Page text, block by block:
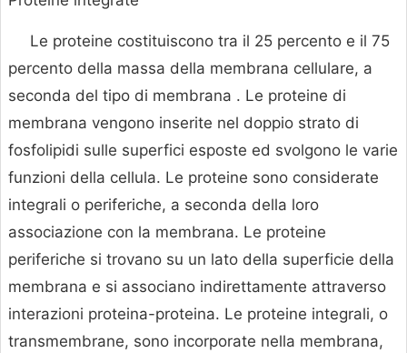
Le proteine costituiscono tra il 25 percento e il 75
percento della massa della membrana cellulare, a
seconda del tipo di membrana . Le proteine di
membrana vengono inserite nel doppio strato di
fosfolipidi sulle superfici esposte ed svolgono le varie
funzioni della cellula. Le proteine sono considerate
integrali o periferiche, a seconda della loro
associazione con la membrana. Le proteine
periferiche si trovano su un lato della superficie della
membrana e si associano indirettamente attraverso
interazioni proteina-proteina. Le proteine integrali, o
transmembrane, sono incorporate nella membrana,